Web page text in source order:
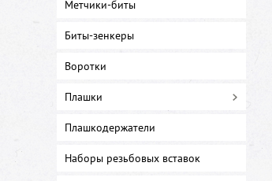
Метчики-биты
Биты-зенкеры
Воротки
Плашки
Плашкодержатели
Наборы резьбовых вставок